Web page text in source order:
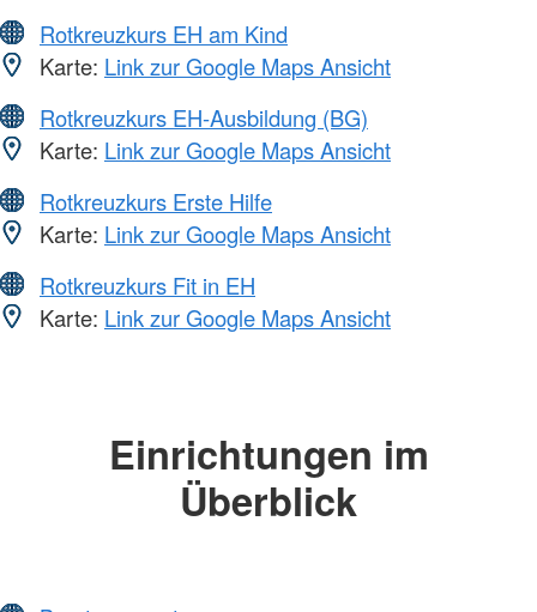
Rotkreuzkurs EH am Kind
Karte: Link zur Google Maps Ansicht
Rotkreuzkurs EH-Ausbildung (BG)
Karte: Link zur Google Maps Ansicht
Rotkreuzkurs Erste Hilfe
Karte: Link zur Google Maps Ansicht
Rotkreuzkurs Fit in EH
Karte: Link zur Google Maps Ansicht
Einrichtungen im
Überblick